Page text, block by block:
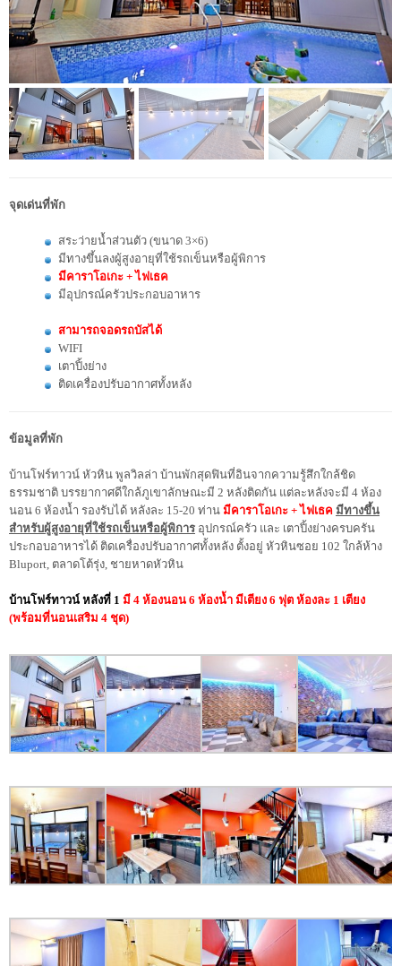
จุดเด่นที่พัก
สระว่ายน้ำส่วนตัว (ขนาด 3×6)
มีทางขึ้นลงผู้สูงอายุที่ใช้รถเข็นหรือผู้พิการ
มีคาราโอเกะ + ไฟเธค
มีอุปกรณ์ครัวประกอบอาหาร
สามารถจอดรถบัสได้
WIFI
เตาปิ้งย่าง
ติดเครื่องปรับอากาศทั้งหลัง
ข้อมูลที่พัก
บ้านโฟร์ทาวน์ หัวหิน พูลวิลล่า บ้านพักสุดฟินที่อินจากความรู้สึกใกล้ชิด
ธรรมชาติ บรรยากาศดีใกล้ภูเขาลักษณะมี 2 หลังติดกัน แต่ละหลังจะมี 4 ห้อง
นอน 6 ห้องน้ำ รองรับได้ หลังละ 15-20 ท่าน มีคาราโอเกะ + ไฟเธค มีทางขึ้น
สำหรับผู้สูงอายุที่ใช้รถเข็นหรือผู้พิการ อุปกรณ์ครัว และ เตาปิ้งย่างครบครัน
ประกอบอาหารได้ ติดเครื่องปรับอากาศทั้งหลัง ตั้งอยู่ หัวหินซอย 102 ใกล้ห้าง
Bluport, ตลาดโต้รุ่ง, ชายหาดหัวหิน
บ้านโฟร์ทาวน์ หลังที่ 1 มี 4 ห้องนอน 6 ห้องน้ำ มีเตียง 6 ฟุต ห้องละ 1 เตียง
(พร้อมที่นอนเสริม 4 ชุด)